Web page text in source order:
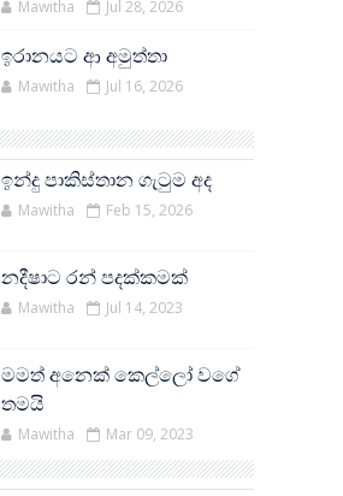
Mawitha Jul 28, 2026
ඉරානයට ආ අමුත්තා
Mawitha Jul 16, 2026
ඉන්දු පාකිස්තාන ගැටුම අද
Mawitha Feb 15, 2026
නදීෂාට රන් පදක්කමක්
Mawitha Jul 14, 2023
මමත් අනෙක් කෙල්ලෝ වගේ
තමයි
Mawitha Mar 09, 2023